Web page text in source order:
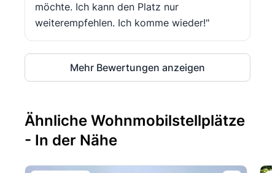
möchte. Ich kann den Platz nur
weiterempfehlen. Ich komme wieder!"
Mehr Bewertungen anzeigen
Ähnliche Wohnmobilstellplätze
- In der Nähe